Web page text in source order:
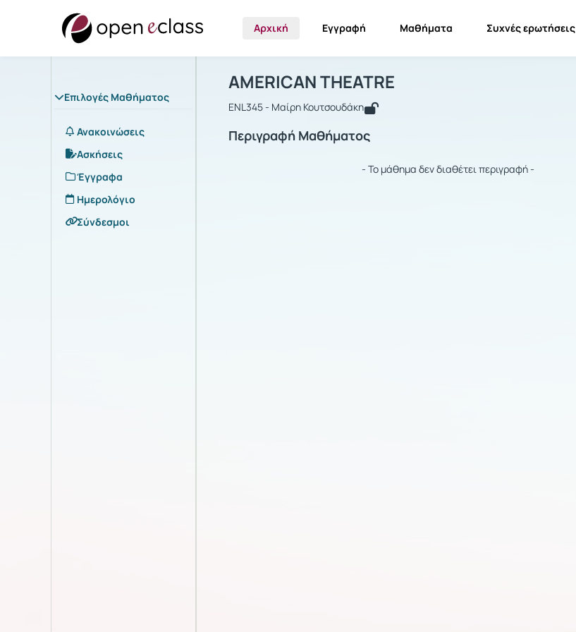
Αρχική Εγγραφή Μαθήματα Συχνές ερωτήσεις
Επιλογές Μαθήματος
Ανακοινώσεις
Ασκήσεις
Έγγραφα
Ημερολόγιο
Σύνδεσμοι
Μάθημα : AMERICAN THEATRE
AMERICAN THEATRE
ENL345 - Μαίρη Κουτσουδάκη
Περιγραφή Μαθήματος
- Το μάθημα δεν διαθέτει περιγραφή -